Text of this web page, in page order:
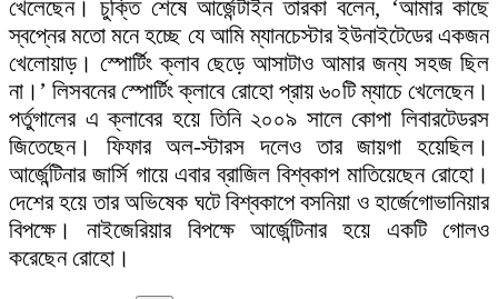
খেলেছেন। চুক্তি শেষে আর্জেন্টাইন তারকা বলেন, ‘আমার কাছে
স্বপ্নের মতো মনে হচ্ছে যে আমি ম্যানচেস্টার ইউনাইটেডের একজন
খেলোয়াড়। স্পোর্টিং ক্লাব ছেড়ে আসাটাও আমার জন্য সহজ ছিল
না।’ লিসবনের স্পোর্টিং ক্লাবে রোহো প্রায় ৬০টি ম্যাচে খেলেছেন।
পর্তুগালের এ ক্লাবের হয়ে তিনি ২০০৯ সালে কোপা লিবারটেডরস
জিতেছেন। ফিফার অল-স্টারস দলেও তার জায়গা হয়েছিল।
আর্জেন্টিনার জার্সি গায়ে এবার ব্রাজিল বিশ্বকাপ মাতিয়েছেন রোহো।
দেশের হয়ে তার অভিষেক ঘটে বিশ্বকাপে বসনিয়া ও হার্জেগোভানিয়ার
বিপক্ষে। নাইজেরিয়ার বিপক্ষে আর্জেন্টিনার হয়ে একটি গোলও
করেছেন রোহো।